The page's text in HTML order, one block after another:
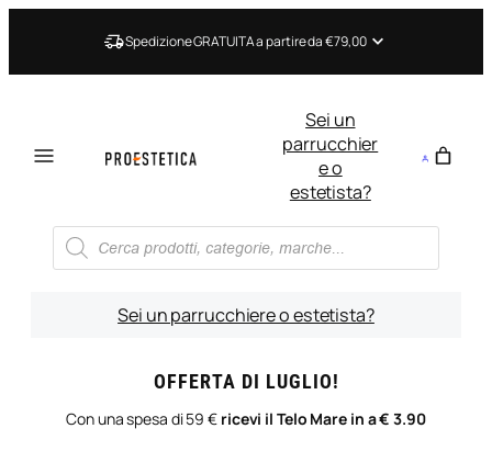
Spedizione GRATUITA a partire da €79,00
Sei un
parrucchier
e o
estetista?
Ricerca
prodotti
Sei un parrucchiere o estetista?
OFFERTA DI LUGLIO!
Con una spesa di 59 € ricevi il Telo Mare in a € 3.90